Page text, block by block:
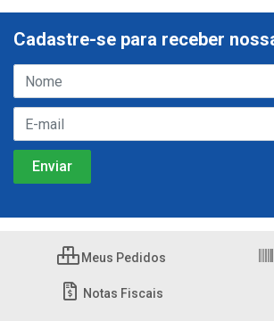
Cadastre-se para receber
Meus Pedidos
Notas Fiscais